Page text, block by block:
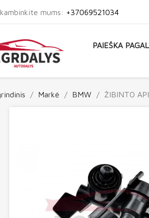
mums: +37069521034
PAIEŠKA
Markė BMW ŽIBINTO